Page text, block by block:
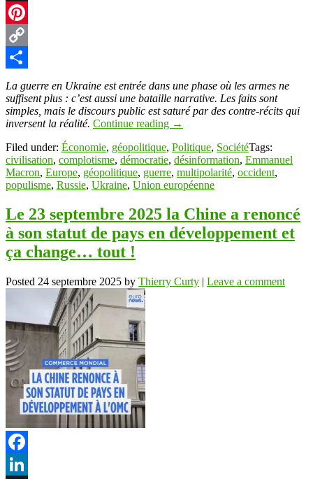
X
Pinterest
Copy
Link
Partager
La guerre en Ukraine est entrée dans une phase où les armes ne
suffisent plus : c’est aussi une bataille narrative. Les faits sont
simples, mais le discours public est saturé par des contre-récits qui
inversent la réalité. Continue reading →
Filed under: Économie, géopolitique, Politique, SociétéTags:
civilisation, complotisme, démocratie, désinformation, Emmanuel
Macron, Europe, géopolitique, guerre, multipolarité, occident,
populisme, Russie, Ukraine, Union européenne
Le 23 septembre 2025 la Chine a renoncé
à son statut de pays en développement et
ça change… tout !
Posted 24 septembre 2025 by Thierry Curty | Leave a comment
Facebook